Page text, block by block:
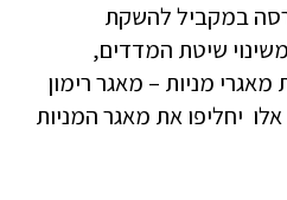
במקביל להשקת
שיטת המדדים,
מניות – מאגר רימון
יחליפו את מאגר המניות